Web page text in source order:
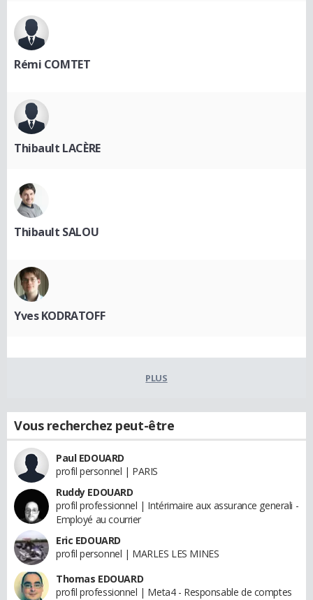
Rémi COMTET
Thibault LACÈRE
Thibault SALOU
Yves KODRATOFF
PLUS
Vous recherchez peut-être
Paul EDOUARD
profil personnel | PARIS
Ruddy EDOUARD
profil professionnel | Intérimaire aux assurance generali -
Employé au courrier
Eric EDOUARD
profil personnel | MARLES LES MINES
Thomas EDOUARD
profil professionnel | Meta4 - Responsable de comptes